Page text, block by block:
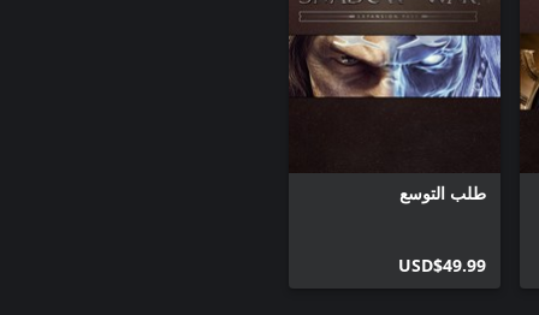
طلب التوسع
USD$49.99